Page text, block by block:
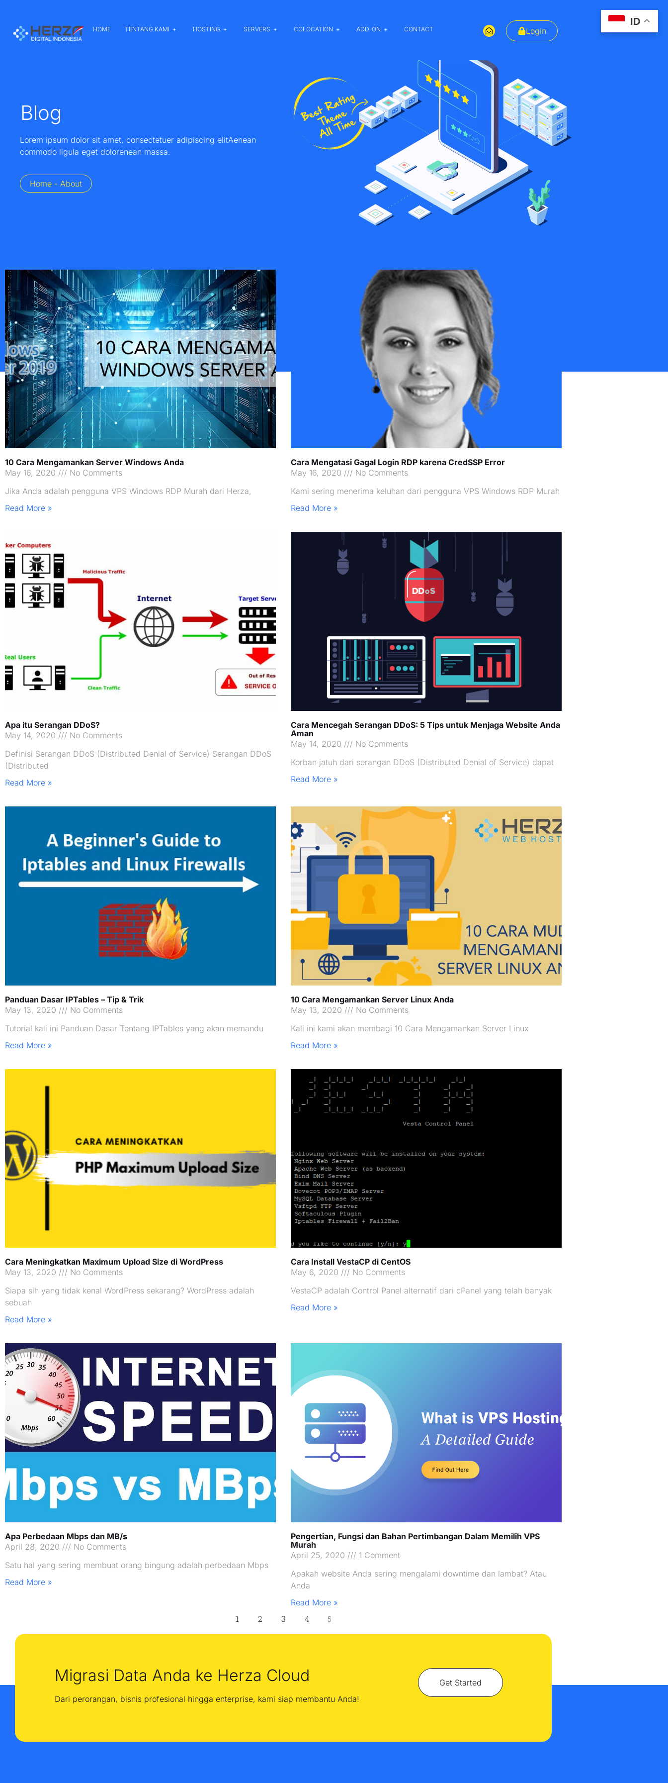
HOME TENTANG KAMI HOSTING SERVERS COLOCATION ADD-ON CONTACT Login
Blog
Lorem ipsum dolor sit amet, consectetuer adipiscing elitAenean
commodo ligula eget dolorenean massa.
Home - About
10 Cara Mengamankan Server Windows Anda
May 16, 2020
No Comments
Jika Anda adalah pengguna VPS Windows RDP Murah dari Herza,
Read More »
Cara Mengatasi Gagal Login RDP karena CredSSP Error
May 16, 2020
No Comments
Kami sering menerima keluhan dari pengguna VPS Windows RDP Murah
Read More »
Apa itu Serangan DDoS?
May 14, 2020
No Comments
Definisi Serangan DDoS (Distributed Denial of Service) Serangan DDoS
(Distributed
Read More »
Cara Mencegah Serangan DDoS: 5 Tips untuk Menjaga Website Anda
Aman
May 14, 2020
No Comments
Korban jatuh dari serangan DDoS (Distributed Denial of Service) dapat
Read More »
Panduan Dasar IPTables – Tip & Trik
May 13, 2020
No Comments
Tutorial kali ini Panduan Dasar Tentang IPTables yang akan memandu
Read More »
10 Cara Mengamankan Server Linux Anda
May 13, 2020
No Comments
Kali ini kami akan membagi 10 Cara Mengamankan Server Linux
Read More »
Cara Meningkatkan Maximum Upload Size di WordPress
May 13, 2020
No Comments
Siapa sih yang tidak kenal WordPress sekarang? WordPress adalah
sebuah
Read More »
Cara Install VestaCP di CentOS
May 6, 2020
No Comments
VestaCP adalah Control Panel alternatif dari cPanel yang telah banyak
Read More »
Apa Perbedaan Mbps dan MB/s
April 28, 2020
No Comments
Satu hal yang sering membuat orang bingung adalah perbedaan Mbps
Read More »
Pengertian, Fungsi dan Bahan Pertimbangan Dalam Memilih VPS
Murah
April 25, 2020
1 Comment
Apakah website Anda sering mengalami downtime dan lambat? Atau
Anda
Read More »
1 2 3 4 5
Migrasi Data Anda ke Herza Cloud
Dari perorangan, bisnis profesional hingga enterprise, kami siap membantu Anda!
Get Started
ID